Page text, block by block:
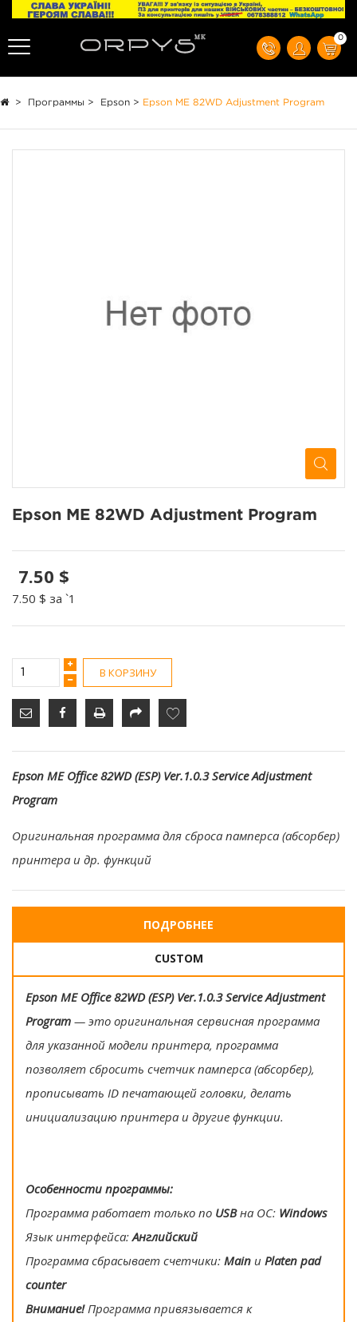
0
> Программы > Epson > Epson ME 82WD Adjustment Program
Epson ME 82WD Adjustment Program
7.50 $
7.50 $ за `1
В КОРЗИНУ
Epson ME Office 82WD (ESP) Ver.1.0.3 Service Adjustment
Program
Оригинальная программа для сброса памперса (абсорбер)
принтера и др. функций
ПОДРОБНЕЕ
CUSTOM
Epson ME Office 82WD (ESP) Ver.1.0.3 Service Adjustment
Program — это оригинальная сервисная программа
для указанной модели принтера, программа
позволяет сбросить счетчик памперса (абсорбер),
прописывать ID печатающей головки, делать
инициализацию принтера и другие функции.
Особенности программы:
Программа работает только по USBна ОС: Windows
Язык интерфейса:Английский
Программа сбрасывает счетчики: Main и Platen pad
counter
Внимание! Программа привязывается к